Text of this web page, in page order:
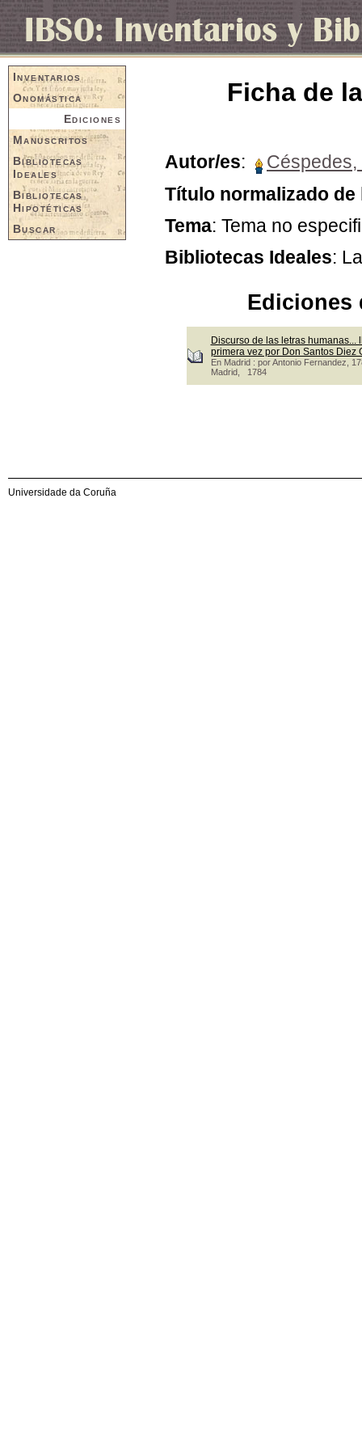
Inventarios
Onomástica
Ediciones
Manuscritos
Bibliotecas
Ideales
Bibliotecas
Hipotéticas
Buscar
Ficha de
Autor/es:
Título normalizado de
Tema: Tema no
Bibliotecas Ideales:
Ediciones
Discurso de las letras humanas...
primera vez por Don Santos Diez
En Madrid : por Antonio Fernandez,
Madrid, 1784
Universidade da Coruña